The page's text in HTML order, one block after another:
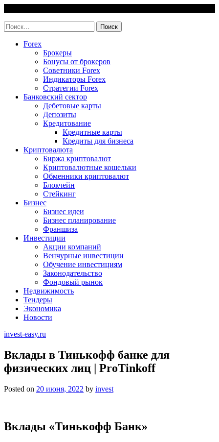
content
Найти:
Forex
Брокеры
Бонусы от брокеров
Советники Forex
Индикаторы Forex
Стратегии Forex
Банковский сектор
Дебетовые карты
Депозиты
Кредитование
Кредитные карты
Кредиты для бизнеса
Криптовалюта
Биржа криптовалют
Криптовалютные кошельки
Обменники криптовалют
Блокчейн
Стейкинг
Бизнес
Бизнес идеи
Бизнес планирование
Франшиза
Инвестиции
Акции компаний
Венчурные инвестиции
Обучение инвестициям
Законодательство
Фондовый рынок
Недвижимость
Тендеры
Экономика
Новости
invest-easy.ru
Вклады в Тинькофф банке для
физических лиц | ProTinkoff
Posted on 20 июня, 2022 by invest
Вклады «Тинькофф Банк»